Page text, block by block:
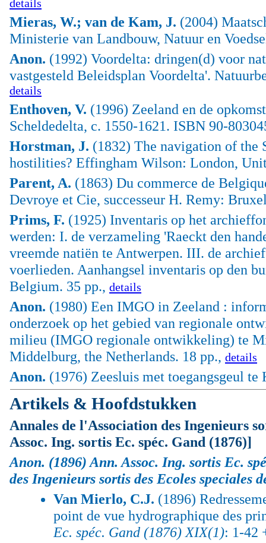
details
Mieras, W.; van de Kam, J. (2004)
Ministerie van Landbouw, Natuur en
Anon. (1992) Voordelta: dringen(d) voor
vastgesteld Beleidsplan Voordelta'.
details
Enthoven, V. (1996) Zeeland en de
Scheldedelta, c. 1550-1621. ISBN 90-
Horstman, J. (1832) The navigation of the
hostilities? Effingham Wilson: London,
Parent, A. (1863) Du commerce de
Devroye et Cie, successeur H. Remy:
Prims, F. (1925) Inventaris op het
werden: I. de verzameling 'Raeckt den
vreemde natiën te Antwerpen. III. de
voerlieden. Aanhangsel inventaris op den
Belgium. 35 pp., details
Anon. (1980) Een IMGO in Zeeland :
onderzoek op het gebied van regionale
milieu (IMGO regionale ontwikkeling) te
Middelburg, the Netherlands. 18 pp., details
Anon. (1976) Zeesluis met toegangsgeul
Artikels & Hoofdstukken
Annales de l'Association des Ingenieurs
Assoc. Ing. sortis Ec. spéc. Gand (1876)]
Anon. (1896) Ann. Assoc. Ing. sortis Ec.
des Ingenieurs sortis des Ecoles speciales
Van Mierlo, C.J. (1896)
point de vue hydrographique des
Ec. spéc. Gand (1876) XIX(1): 1-42